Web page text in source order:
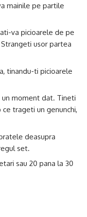
mainile pe partile
va picioarele de pe
usor partea
tinandu-ti picioarele
moment dat. Tineti
trageti un genunchi,
deasupra
set.
sau 20 pana la 30